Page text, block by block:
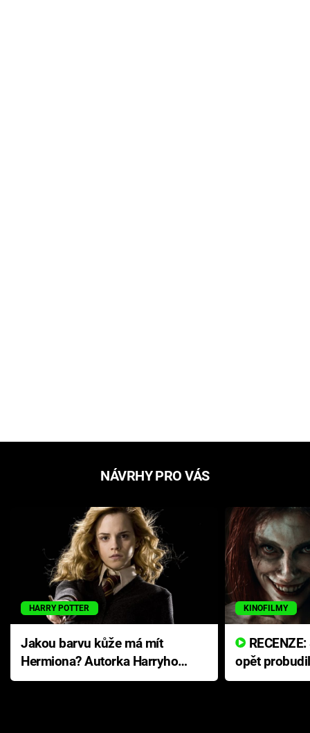
NÁVRHY PRO VÁS
HARRY POTTER
Jakou barvu kůže má mít
Hermiona? Autorka Harryho
Pottera přišla s ráznou
KINOFILMY
opět
přichází s